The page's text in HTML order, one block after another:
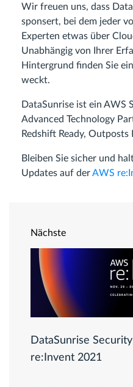
Wir freuen uns, dass
sponsert, bei dem jeder
Experten etwas über
Unabhängig von Ihrer
Hintergrund finden Sie
weckt.
DataSunrise ist ein AWS
Advanced Technology
Redshift Ready, Outposts
Bleiben Sie sicher und
Updates auf derAWS
Nächste
DataSunrise
re:Invent 2021